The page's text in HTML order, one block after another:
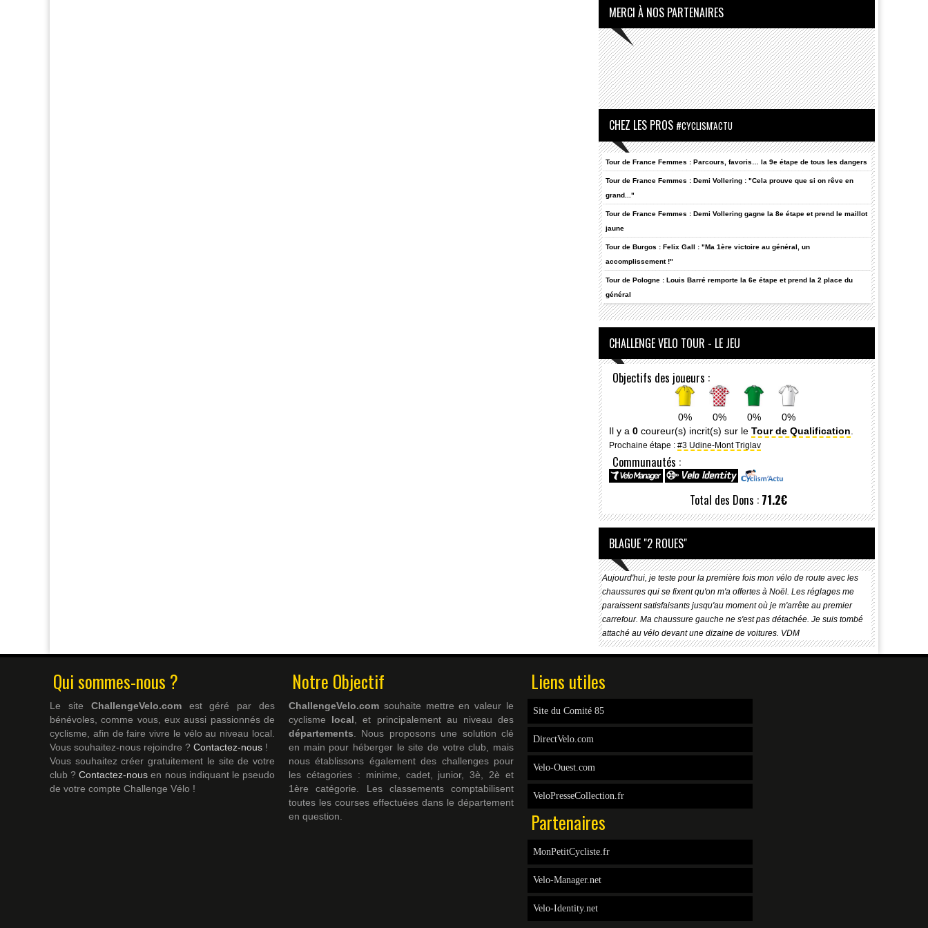
MERCI À NOS PARTENAIRES
CHEZ LES PROS #CYCLISM'ACTU
Tour de France Femmes : Parcours, favoris… la 9e étape de tous les dangers
Tour de France Femmes : Demi Vollering : "Cela prouve que si on rêve en
grand..."
Tour de France Femmes : Demi Vollering gagne la 8e étape et prend le maillot
jaune
Tour de Burgos : Felix Gall : "Ma 1ère victoire au général, un
accomplissement !"
Tour de Pologne : Louis Barré remporte la 6e étape et prend la 2 place du
général
CHALLENGE VELO TOUR - LE JEU
Objectifs des joueurs :
0% 0% 0%
0%
Il y a 0 coureur(s) incrit(s) sur le Tour de Qualification.
Prochaine étape : #3 Udine-Mont Triglav
Communautés :
Total des Dons : 71.2€
BLAGUE "2 ROUES"
Aujourd'hui, je teste pour la première fois mon vélo de route avec les
chaussures qui se fixent qu'on m'a offertes à Noël. Les réglages me
paraissent satisfaisants jusqu'au moment où je m'arrête au premier
carrefour. Ma chaussure gauche ne s'est pas détachée. Je suis tombé
attaché au vélo devant une dizaine de voitures. VDM
Qui sommes-nous ?
Le site ChallengeVelo.comest géré par des
bénévoles, comme vous, eux aussi passionnés de
cyclisme, afin de faire vivre le vélo au niveau local.
Vous souhaitez-nous rejoindre ? Contactez-nous !
Vous souhaitez créer gratuitement le site de votre
club ?Contactez-nous en nous indiquant le pseudo
de votre compte Challenge Vélo !
Notre Objectif
ChallengeVelo.com souhaite mettre en valeur le
cyclisme local, et principalement au niveau des
départements. Nous proposons une solution clé
en main pour héberger le site de votre club, mais
nous établissons également des challenges pour
les cétagories : minime, cadet, junior, 3è, 2è et
1ère catégorie. Les classements comptabilisent
toutes les courses effectuées dans le département
en question.
Liens utiles
Site du Comité 85
DirectVelo.com
Velo-Ouest.com
VeloPresseCollection.fr
Partenaires
MonPetitCycliste.fr
Velo-Manager.net
Velo-Identity.net